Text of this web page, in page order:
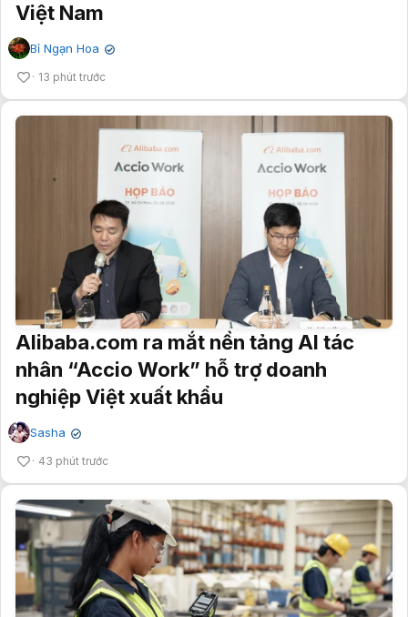
Việt Nam
Bỉ Ngạn Hoa ✔
13 phút trước
Alibaba.com ra mắt nền tảng AI tác
nhân “Accio Work” hỗ trợ doanh
nghiệp Việt xuất khẩu
Sasha ✔
43 phút trước